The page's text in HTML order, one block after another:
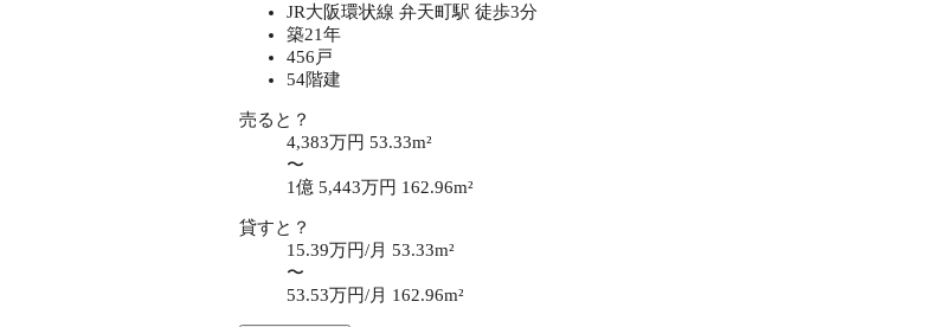
JR大阪環状線 弁天町駅 徒歩3分
築21年
456戸
54階建
売ると？
4,383万円 53.33m²
〜
1億 5,443万円 162.96m²
貸すと？
15.39万円/月 53.33m²
〜
53.53万円/月 162.96m²